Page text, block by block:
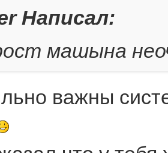
Написал:
машына
важны